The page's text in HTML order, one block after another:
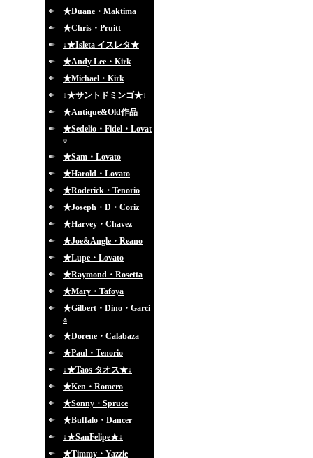
★Duane・Maktima
★Chris・Pruitt
↓★Isleta イスレタ★
★Andy Lee・Kirk
★Michael・Kirk
↓★サントドミンゴ★↓
★Antique&Old作品
★Sedelio・Fidel・Lovat
o
★Sam・Lovato
★Harold・Lovato
★Roderick・Tenorio
★Joseph・D・Coriz
★Harvey・Chavez
★Joe&Angle・Reano
★Lupe・Lovato
★Raymond・Rosetta
★Mary・Tafoya
★Gilbert・Dino・Garci
a
★Dorene・Calabaza
★Paul・Tenorio
↓★Taos タオス★↓
★Ken・Romero
★Sonny・Spruce
★Buffalo・Dancer
↓★SanFelipe★↓
★Timmy・Yazzie